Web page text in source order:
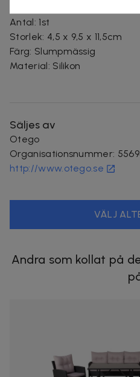
Antal: 1st
Storlek: 4,5 x 9,5 x 11,5cm
Färg: Slumpmässig
Material: Silikon
Säljes av
Otego
Organisationsnummer:
http://www.otego.se
VÄLJ
Andra som kollat på